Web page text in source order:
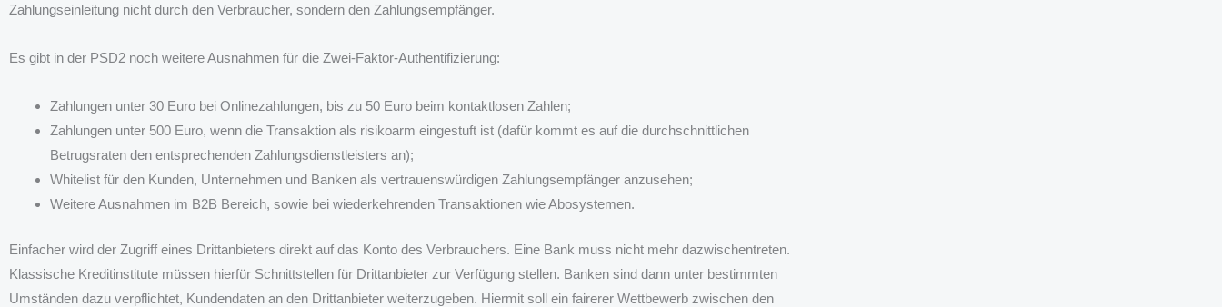
Zahlungseinleitung nicht durch den Verbraucher, sondern den Zahlungsempfänger.
Es gibt in der PSD2 noch weitere Ausnahmen für die Zwei-Faktor-Authentifizierung:
Zahlungen unter 30 Euro bei Onlinezahlungen, bis zu 50 Euro beim kontaktlosen Zahlen;
Zahlungen unter 500 Euro, wenn die Transaktion als risikoarm eingestuft ist (dafür kommt es auf die durchschnittlichen
Betrugsraten den entsprechenden Zahlungsdienstleisters an);
Whitelist für den Kunden, Unternehmen und Banken als vertrauenswürdigen Zahlungsempfänger anzusehen;
Weitere Ausnahmen im B2B Bereich, sowie bei wiederkehrenden Transaktionen wie Abosystemen.
Einfacher wird der Zugriff eines Drittanbieters direkt auf das Konto des Verbrauchers. Eine Bank muss nicht mehr dazwischentreten.
Klassische Kreditinstitute müssen hierfür Schnittstellen für Drittanbieter zur Verfügung stellen. Banken sind dann unter bestimmten
Umständen dazu verpflichtet, Kundendaten an den Drittanbieter weiterzugeben. Hiermit soll ein fairerer Wettbewerb zwischen den